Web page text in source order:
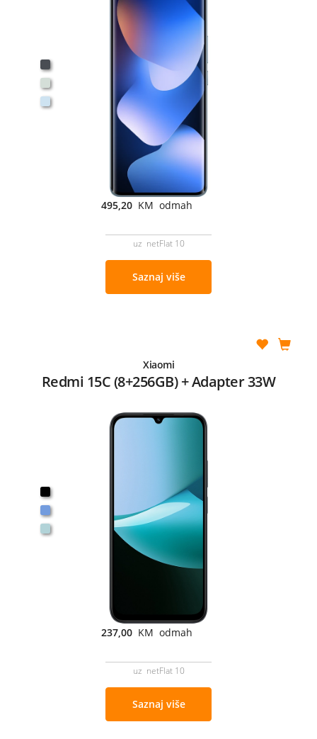
495,20 KM odmah
uz netFlat 10
Saznaj više
Xiaomi
Redmi 15C (8+256GB) + Adapter 33W
237,00 KM odmah
uz netFlat 10
Saznaj više